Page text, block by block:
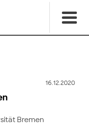
16.12.2020
Bremen